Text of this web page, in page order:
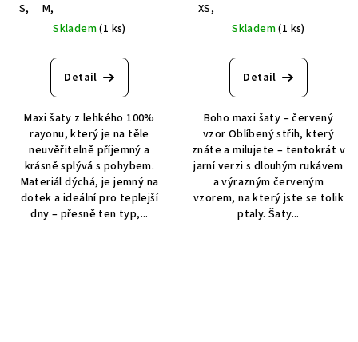
S,
M,
Skladem(1 ks)
Detail
Maxi šaty z lehkého 100%
rayonu, který je na těle
neuvěřitelně příjemný a
krásně splývá s pohybem.
Materiál dýchá, je jemný na
dotek a ideální pro teplejší
dny – přesně ten typ,...
XS,
Skladem(1 ks)
Detail
Boho maxi šaty – červený
vzor Oblíbený střih, který
znáte a milujete – tentokrát v
jarní verzi s dlouhým rukávem
a výrazným červeným
vzorem, na který jste se tolik
ptaly. Šaty...